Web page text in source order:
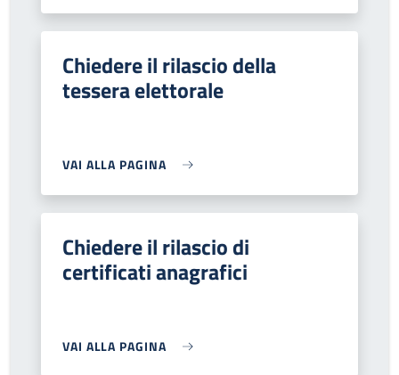
Chiedere il rilascio della
tessera elettorale
VAI ALLA PAGINA
Chiedere il rilascio di
certificati anagrafici
VAI ALLA PAGINA